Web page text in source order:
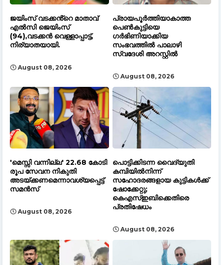
ജയിംസ് വടക്കൻ്റെ മാതാവ്
എൽസി ജെയിംസ്
(94),വടക്കൻ വെള്ളാപ്പാട്ട്,
നിര്യാതയായി.
August 08, 2026
പ്രായപൂർത്തിയാകാത്ത
പെൺകുട്ടിയെ
ഗർഭിണിയാക്കിയ
സംഭവത്തിൽ പാലാഴി
സ്വദേശി അറസ്റ്റിൽ
August 08, 2026
'മെസ്സി വന്നില്ല' 22.68 കോടി
രൂപ സേവന നികുതി
അടയ്ക്കണമെന്നാവശ്യപ്പെട്ട്
സമൻസ്
August 08, 2026
പൊട്ടിക്കിടന്ന വൈദ്യുതി
കമ്പിയിൽനിന്ന്
സഹോദരങ്ങളായ കുട്ടികൾക്ക്
ഷോക്കേറ്റു;
കെഎസ്ഇബിക്കെതിരെ
പ്രതിഷേധം
August 08, 2026